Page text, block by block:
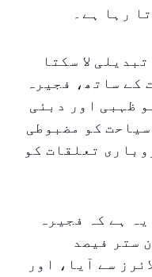
رہا ہے۔
لا سکتا
وقت کے ساتھ، فجیرہ
ظہبی اور دبئی
کو مضبوطی
تعلقات کو
ہے کہ فجیرہ
ستر فیصد
سے آیا، اور